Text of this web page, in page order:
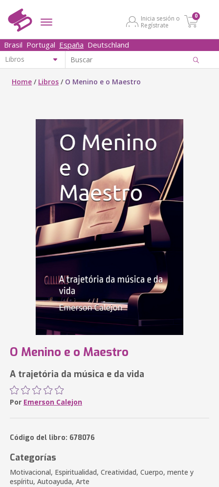
Inicia sesión o
Regístrate
0
Brasil Portugal España Deutschland
Home / Libros / O Menino e o Maestro
O Menino e o Maestro
A trajetória da música e da vida
Por Emerson Calejon
Código del libro: 678076
Categorías
Motivacional, Espiritualidad, Creatividad, Cuerpo, mente y
espíritu, Autoayuda, Arte